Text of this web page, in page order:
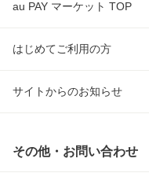
au PAY マーケット TOP
はじめてご利用の方
サイトからのお知らせ
その他・お問い合わせ